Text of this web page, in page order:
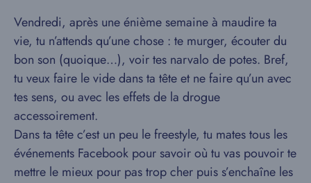
Vendredi, après une énième semaine à maudire ta
vie, tu n’attends qu’une chose : te murger, écouter du
bon son (quoique…), voir tes narvalo de potes. Bref,
tu veux faire le vide dans ta tête et ne faire qu’un avec
tes sens, ou avec les effets de la drogue
accessoirement.
Dans ta tête c’est un peu le freestyle, tu mates tous les
événements Facebook pour savoir où tu vas pouvoir te
mettre le mieux pour pas trop cher puis s’enchaîne les